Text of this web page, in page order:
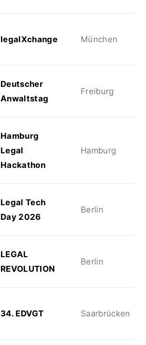
legalXchange München
Deutscher
Anwaltstag
Freiburg
Hamburg
Legal
Hackathon
Hamburg
Legal Tech
Day 2026
Berlin
LEGAL
REVOLUTION
Berlin
34. EDVGT Saarbrücken